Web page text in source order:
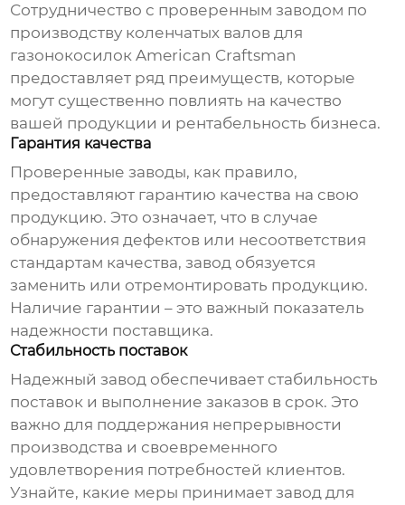
Сотрудничество с провереннымзаводом по
производству коленчатых валов для
газонокосилок American Craftsman
предоставляет ряд преимуществ, которые
могут существенно повлиять на качество
вашей продукции и рентабельность бизнеса.
Гарантия качества
Проверенные заводы, как правило,
предоставляют гарантию качества на свою
продукцию. Это означает, что в случае
обнаружения дефектов или несоответствия
стандартам качества, завод обязуется
заменить или отремонтировать продукцию.
Наличие гарантии – это важный показатель
надежности поставщика.
Стабильность поставок
Надежныйзавод обеспечивает стабильность
поставок и выполнение заказов в срок. Это
важно для поддержания непрерывности
производства и своевременного
удовлетворения потребностей клиентов.
Узнайте, какие меры принимает завод для